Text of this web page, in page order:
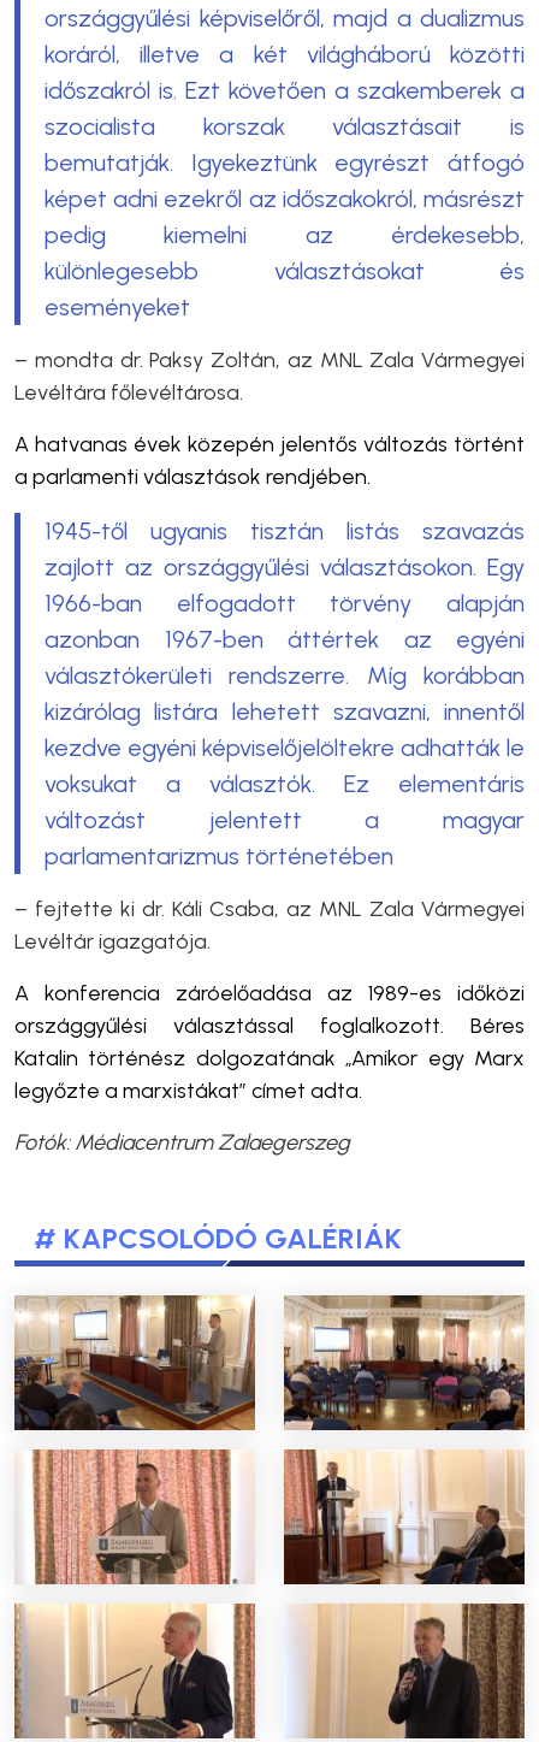
országgyűlési képviselőről, majd a dualizmus
koráról, illetve a két világháború közötti
időszakról is. Ezt követően a szakemberek a
szocialista korszak választásait is
bemutatják. Igyekeztünk egyrészt átfogó
képet adni ezekről az időszakokról, másrészt
pedig kiemelni az érdekesebb,
különlegesebb választásokat és
eseményeket
– mondta dr. Paksy Zoltán, az MNL Zala Vármegyei
Levéltára főlevéltárosa.
A hatvanas évek közepén jelentős változás történt
a parlamenti választások rendjében.
1945-től ugyanis tisztán listás szavazás
zajlott az országgyűlési választásokon. Egy
1966-ban elfogadott törvény alapján
azonban 1967-ben áttértek az egyéni
választókerületi rendszerre. Míg korábban
kizárólag listára lehetett szavazni, innentől
kezdve egyéni képviselőjelöltekre adhatták le
voksukat a választók. Ez elementáris
változást jelentett a magyar
parlamentarizmus történetében
– fejtette ki dr. Káli Csaba, az MNL Zala Vármegyei
Levéltár igazgatója.
A konferencia záróelőadása az 1989-es időközi
országgyűlési választással foglalkozott. Béres
Katalin történész dolgozatának „Amikor egy Marx
legyőzte a marxistákat” címet adta.
Fotók:Médiacentrum Zalaegerszeg
# KAPCSOLÓDÓ GALÉRIÁK